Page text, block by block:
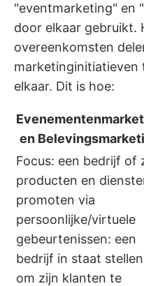
"eventmarketing" en
door elkaar gebruikt.
overeenkomsten
marketinginitiatieven
elkaar. Dit is hoe:
en
Focus: een bedrijf of
producten en
promoten via
persoonlijke/virtuele
gebeurtenissen: een
bedrijf in staat stellen
om zijn klanten te